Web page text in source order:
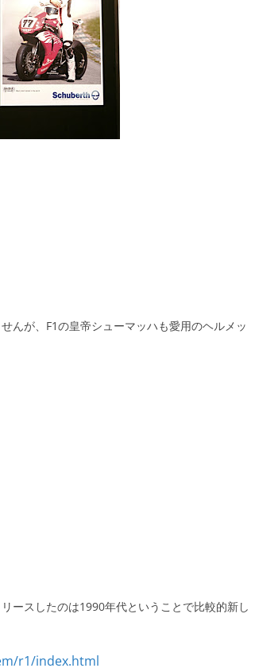
んが、F1の皇帝シューマッハも愛用のヘルメッ
ースしたのは1990年代ということで比較的新し